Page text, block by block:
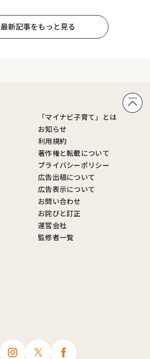
最新記事をもっと見る
「マイナビ子育て」とは
お知らせ
利用規約
著作権と転載について
プライバシーポリシー
広告出稿について
広告表示について
お問い合わせ
お詫びと訂正
運営会社
監修者一覧